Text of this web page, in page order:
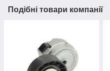
Подібні товари компанії